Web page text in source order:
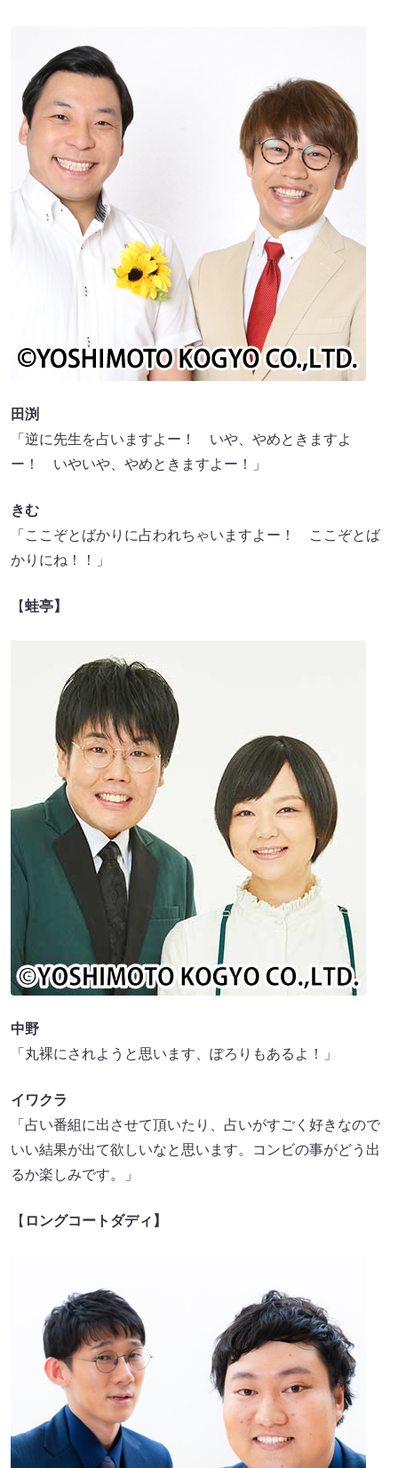
田渕
「逆に先生を占いますよー！ いや、やめときますよ
ー！ いやいや、やめときますよー！」
きむ
「ここぞとばかりに占われちゃいますよー！ ここぞとば
かりにね！！」
【蛙亭】
中野
「丸裸にされようと思います、ぽろりもあるよ！」
イワクラ
「占い番組に出させて頂いたり、占いがすごく好きなので
いい結果が出て欲しいなと思います。コンビの事がどう出
るか楽しみです。」
【 ロングコートダディ】